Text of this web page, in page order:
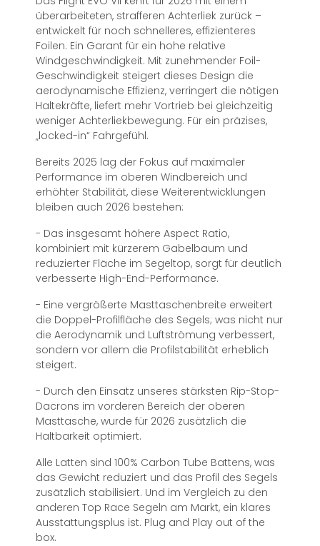
überarbeiteten, strafferen Achterliek zurück –
entwickelt für noch schnelleres, effizienteres
Foilen. Ein Garant für ein hohe relative
Windgeschwindigkeit. Mit zunehmender Foil-
Geschwindigkeit steigert dieses Design die
aerodynamische Effizienz, verringert die nötigen
Haltekräfte, liefert mehr Vortrieb bei gleichzeitig
weniger Achterliekbewegung. Für ein präzises,
„locked-in“ Fahrgefühl.
Bereits 2025 lag der Fokus auf maximaler
Performance im oberen Windbereich und
erhöhter Stabilität, diese Weiterentwicklungen
bleiben auch 2026 bestehen:
- Das insgesamt höhere Aspect Ratio,
kombiniert mit kürzerem Gabelbaum und
reduzierter Fläche im Segeltop, sorgt für deutlich
verbesserte High-End-Performance.
- Eine vergrößerte Masttaschenbreite erweitert
die Doppel-Profilfläche des Segels; was nicht nur
die Aerodynamik und Luftströmung verbessert,
sondern vor allem die Profilstabilität erheblich
steigert.
- Durch den Einsatz unseres stärksten Rip-Stop-
Dacrons im vorderen Bereich der oberen
Masttasche, wurde für 2026 zusätzlich die
Haltbarkeit optimiert.
Alle Latten sind 100% Carbon Tube Battens, was
das Gewicht reduziert und das Profil des Segels
zusätzlich stabilisiert. Und im Vergleich zu den
anderen Top Race Segeln am Markt, ein klares
Ausstattungsplus ist. Plug and Play out of the
box.